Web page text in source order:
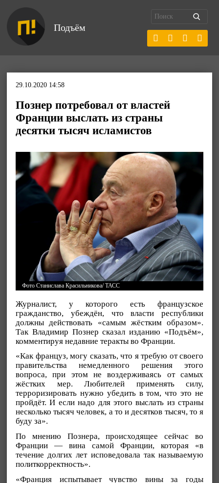
Подъём
29.10.2020 14:58
Познер потребовал от властей
Франции выслать из страны
десятки тысяч исламистов
Фото Станислава Красильникова/ ТАСС
Журналист, у которого есть французское
гражданство, убеждён, что власти республики
должны действовать «самым жёстким образом».
Так Владимир Познер сказал изданию «Подъём»,
комментируя недавние теракты во Франции.
«Как француз, могу сказать, что я требую от своего
правительства немедленного решения этого
вопроса, при этом не воздерживаясь от самых
жёстких мер. Любителей применять силу,
терроризировать нужно убедить в том, что это не
пройдёт. И если надо для этого выслать из страны
несколько тысяч человек, а то и десятков тысяч, то я
буду за».
По мнению Познера, происходящее сейчас во
Франции — вина самой Франции, которая «в
течение долгих лет исповедовала так называемую
политкорректность».
«Франция испытывает чувство вины за годы